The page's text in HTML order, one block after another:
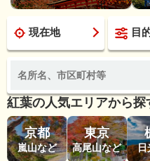
現在地 目
紅葉の人気エリアから探
京都
嵐山など
東京
高尾山など 日